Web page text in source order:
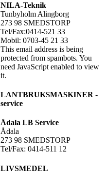
NILA-Teknik
Tunbyholm Alingborg
273 98 SMEDSTORP
Tel/Fax:0414-521 33
Mobil: 0703-45 21 33
This email address is being
protected from spambots. You
need JavaScript enabled to view
it.
LANTBRUKSMASKINER -
service
Ådala LB Service
Ådala
273 98 SMEDSTORP
Tel/Fax: 0414-511 12
LIVSMEDEL